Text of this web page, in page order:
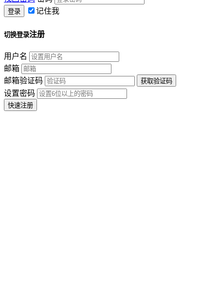
记住我
切换登录注册
用户名
邮箱
邮箱验证码
设置密码